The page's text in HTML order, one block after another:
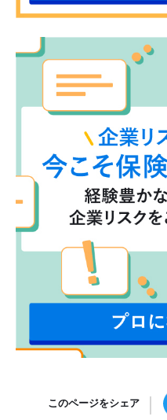
このページをシェア